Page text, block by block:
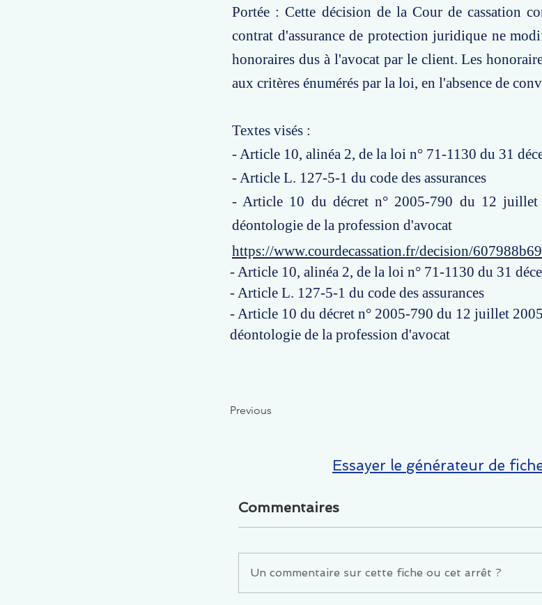
Portée : Cette décision de la Cour de cassation
contrat d'assurance de protection juridique ne
honoraires dus à l'avocat par le client. Les
aux critères énumérés par la loi, en l'absence de
Textes visés :
- Article 10, alinéa 2, de la loi n° 71-1130 du 31
- Article L. 127-5-1 du code des assurances
- Article 10 du décret n° 2005-790 du 12
déontologie de la profession d'avocat
https://www.courdecassation.fr/decision/
- Article 10, alinéa 2, de la loi n° 71-1130 du 31
- Article L. 127-5-1 du code des assurances
- Article 10 du décret n° 2005-790 du 12 juillet
déontologie de la profession d'avocat
Previous
Essayer le générateur de
Commentaires
Un commentaire sur cette fiche ou cet arrêt ?